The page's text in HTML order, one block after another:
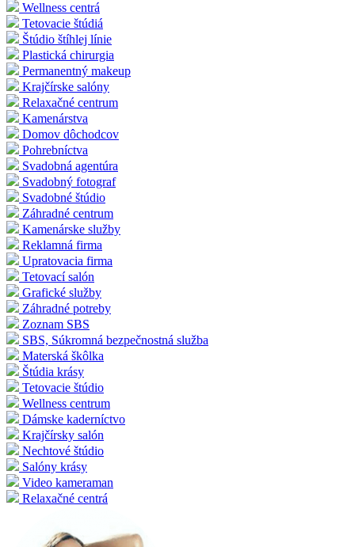
Wellness centrá
Tetovacie štúdiá
Štúdio štíhlej línie
Plastická chirurgia
Permanentný makeup
Krajčírske salóny
Relaxačné centrum
Kamenárstva
Domov dôchodcov
Pohrebníctva
Svadobná agentúra
Svadobný fotograf
Svadobné štúdio
Záhradné centrum
Kamenárske služby
Reklamná firma
Upratovacia firma
Tetovací salón
Grafické služby
Záhradné potreby
Zoznam SBS
SBS, Súkromná bezpečnostná služba
Materská škôlka
Štúdia krásy
Tetovacie štúdio
Wellness centrum
Dámske kaderníctvo
Krajčírsky salón
Nechtové štúdio
Salóny krásy
Video kameraman
Relaxačné centrá